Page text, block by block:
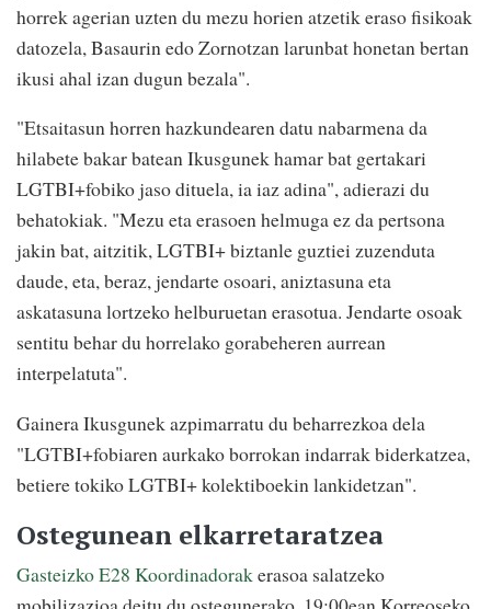
horrek agerian uzten du mezu horien atzetik eraso fisikoak
datozela, Basaurin edo Zornotzan larunbat honetan bertan
ikusi ahal izan dugun bezala".
"Etsaitasun horren hazkundearen datu nabarmena da
hilabete bakar batean Ikusgunek hamar bat gertakari
LGTBI+fobiko jaso dituela, ia iaz adina", adierazi du
behatokiak. "Mezu eta erasoen helmuga ez da pertsona
jakin bat, aitzitik, LGTBI+ biztanle guztiei zuzenduta
daude, eta, beraz, jendarte osoari, aniztasuna eta
askatasuna lortzeko helburuetan erasotua. Jendarte osoak
sentitu behar du horrelako gorabeheren aurrean
interpelatuta".
Gainera Ikusgunek azpimarratu du beharrezkoa dela
"LGTBI+fobiaren aurkako borrokan indarrak biderkatzea,
betiere tokiko LGTBI+ kolektiboekin lankidetzan".
Ostegunean elkarretaratzea
Gasteizko E28 Koordinadorakerasoa salatzeko